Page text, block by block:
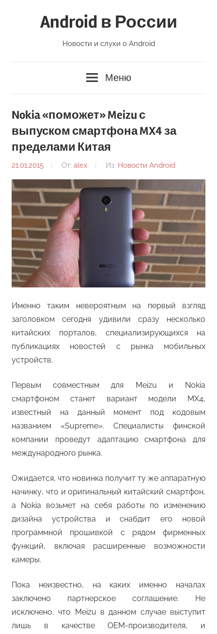
Android в России
Новости и слухи о Android
Меню
Nokia «поможет» Meizu с
выпуском смартфона MX4 за
пределами Китая
21.01.2015 От: alex Из: Новости Android
Именно таким невероятным на первый взгляд
заголовком сегодня удивили сразу несколько
китайских порталов, специализирующихся на
публикациях новостей с рынка мобильных
устройств.
Первым совместным для Meizu и Nokia
смартфоном станет вариант модели MX4,
известный на данный момент под кодовым
названием «Supreme». Специалисты финской
компании проведут адаптацию смартфона для
международного рынка.
Ожидается, что новинка получит ту же аппаратную
начинку, что и оригинальный китайский смартфон,
а Nokia возьмет на себя работы по изменению
дизайна устройства и снабдит его новой
программной прошивкой с рядом фирменных
функций, включая расширенные возможности
камеры.
Пока неизвестно, на каких именно началах
заключено партнерское соглашение. Не
исключено, что Meizu в данном случае выступит
лишь в качестве OEM-производителя, и